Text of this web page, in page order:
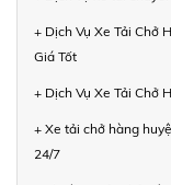
+ Dịch Vụ Xe Tải Chở
Giá Tốt
+ Dịch Vụ Xe Tải Chở
+ Xe tải chở hàng
24/7